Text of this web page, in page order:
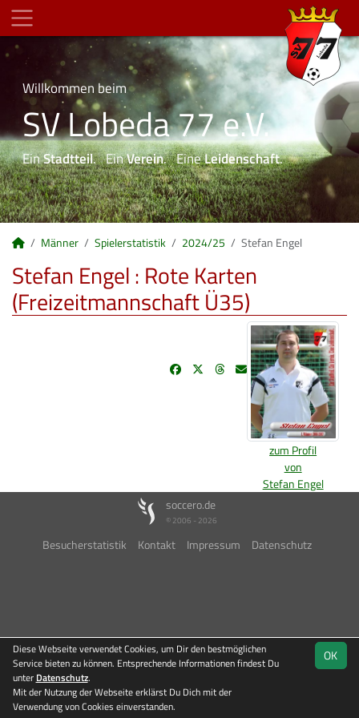
Willkommen beim
SV Lobeda 77 e.V.
EinStadtteil. EinVerein. EineLeidenschaft.
Männer Spielerstatistik 2024/25 Stefan Engel
Stefan Engel : Rote Karten
(Freizeitmannschaft Ü35)
zum Profil
von
Stefan Engel
soccero.de
© 2006 - 2026
Besucherstatistik Kontakt Impressum Datenschutz
OK
Diese Webseite verwendet Cookies, um Dir den bestmöglichen
Service bieten zu können. Entsprechende Informationen findest Du
unter Datenschutz.
Mit der Nutzung der Webseite erklärst Du Dich mit der
Verwendung von Cookies einverstanden.